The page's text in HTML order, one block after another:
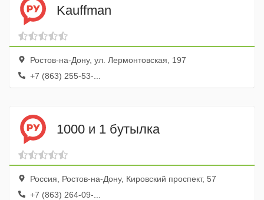
Kauffman
Ростов-на-Дону, ул. Лермонтовская, 197
+7 (863) 255-53-...
1000 и 1 бутылка
Россия, Ростов-на-Дону, Кировский проспект, 57
+7 (863) 264-09-...